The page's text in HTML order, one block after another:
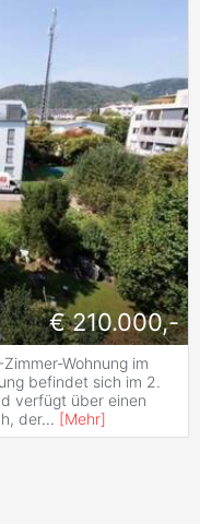
€ 210.000,-
Wohnung im
befindet sich im 2.
verfügt über einen
der... [Mehr]